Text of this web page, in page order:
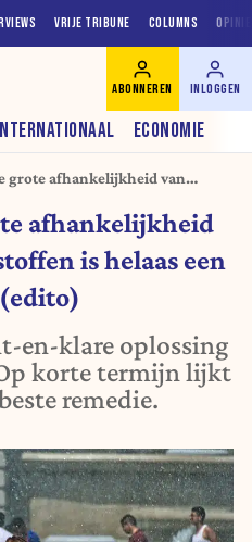
VRIJE TRIBUNE COLUMNS
ECONOMIE
ABONNEREN INLOGGEN
grote afhankelijkheid van
afhankelijkheid
is helaas een
en-klare oplossing
korte termijn lijkt
remedie.